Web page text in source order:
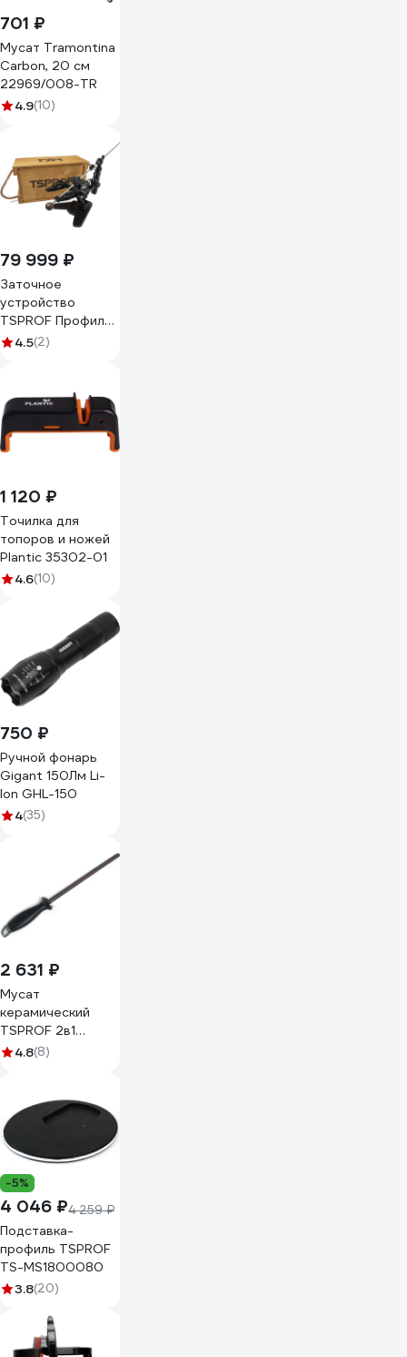
701 ₽
Мусат Tramontina
Carbon, 20 см
22969/008-TR
4.9(10)
79 999 ₽
Заточное
устройство
TSPROF Профиль
К4 2026 TS-
4.5(2)
1 120 ₽
Точилка для
топоров и ножей
Plantic 35302-01
4.6(10)
750 ₽
Ручной фонарь
Gigant 150Лм Li-
Ion GHL-150
4(35)
2 631 ₽
Мусат
керамический
TSPROF 2в1
(2000/3000
4.8(8)
-5%
4 046 ₽4 259 ₽
Подставка-
профиль TSPROF
TS-MS1800080
3.8(20)